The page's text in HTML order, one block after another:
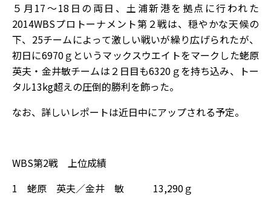
５月17～18日の両日、土浦新港を拠点に行われた
2014WBSプロトーナメント第２戦は、穏やかな天候の
下、25チームによって激しい戦いが繰り広げられたが、
初日に6970ｇというマックスウエイトをマークした蛯原
英夫・金井敏チームは２日目も6320ｇを持ち込み、トー
タル13kg超えの圧倒的勝利を飾った。
なお、詳しいレポートは近日中にアップされる予定。
WBS第2戦 上位成績
1 蛯原 英夫／金井 敏 13,290ｇ